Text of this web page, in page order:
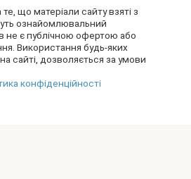
що матеріали сайту взяті з
ознайомлювальний
не є публічною офертою або
Використання будь-яких
сайті, дозволяється за умови
конфіденційності